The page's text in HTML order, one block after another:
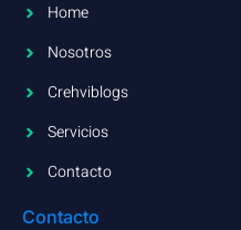
Home
Nosotros
Crehviblogs
Servicios
Contacto
Contacto